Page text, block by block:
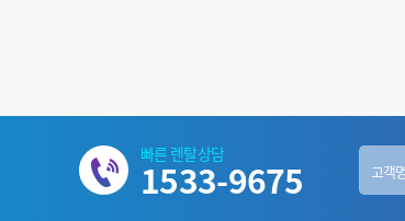
빠른 렌탈상담
1533-9675